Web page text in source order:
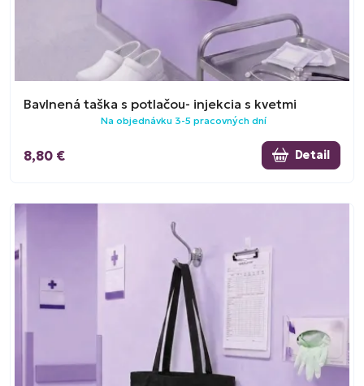
Bavlnená taška s potlačou- injekcia s kvetmi
Na objednávku 3-5 pracovných dní
8,80 € Detail